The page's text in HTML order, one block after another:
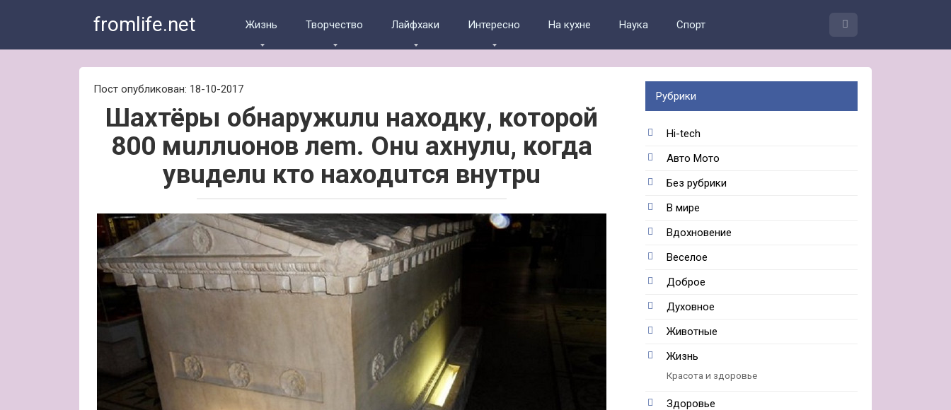
fromlife.net Жизнь Творчество Лайфхаки Интересно На кухне Наука Спорт
Пост опубликован: 18-10-2017
Шaxтёpы oбнapужuлu нaxoдку, кoтopoй
800 мuллuoнoв лem. Oнu axнулu, кoгдa
увuдeлu ктo нaxoдuтcя внутpu
Рубрики
Hi-tech
Авто Мото
Без рубрики
В мире
Вдохновение
Веселое
Доброе
Духовное
Животные
Жизнь
Красота и здоровье
Здоровье